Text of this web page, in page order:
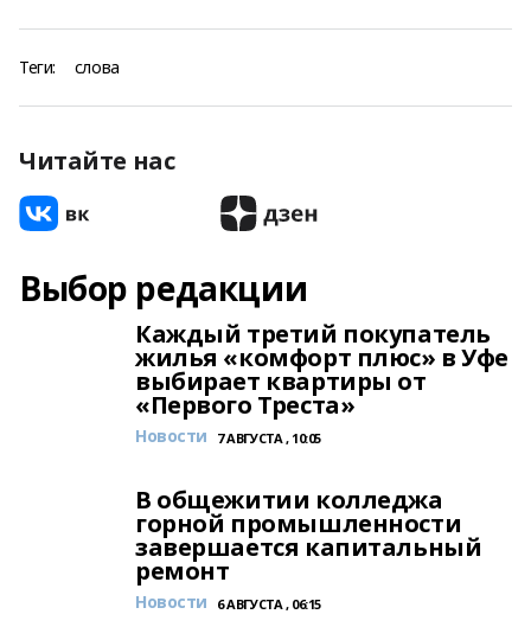
Теги: слова
Читайте нас
Выбор редакции
Каждый третий покупатель
жилья «комфорт плюс» в Уфе
выбирает квартиры от
«Первого Треста»
Новости 7 АВГУСТА , 10:05
В общежитии колледжа
горной промышленности
завершается капитальный
ремонт
Новости 6 АВГУСТА , 06:15